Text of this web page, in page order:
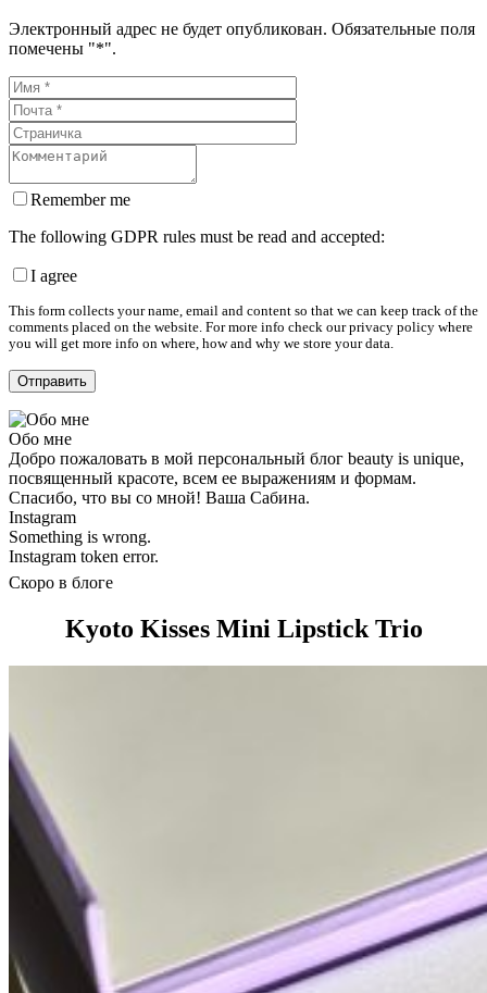
Электронный адрес не будет опубликован. Обязательные поля
помечены "*".
Remember me
The following GDPR rules must be read and accepted:
I agree
This form collects your name, email and content so that we can keep track of the
comments placed on the website. For more info check our privacy policy where
you will get more info on where, how and why we store your data.
Обо мне
Добро пожаловать в мой персональный блог beauty is unique,
посвященный красоте, всем ее выражениям и формам.
Спасибо, что вы со мной! Ваша Сабина.
Instagram
Something is wrong.
Instagram token error.
Скоро в блоге
Kyoto Kisses Mini Lipstick Trio